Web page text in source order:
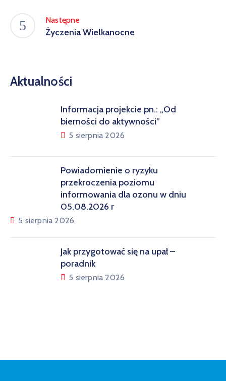
Następne
Życzenia Wielkanocne
Aktualności
Informacja projekcie pn.: „Od
bierności do aktywności”
5 sierpnia 2026
Powiadomienie o ryzyku
przekroczenia poziomu
informowania dla ozonu w dniu
05.08.2026 r
5 sierpnia 2026
Jak przygotować się na upał –
poradnik
5 sierpnia 2026